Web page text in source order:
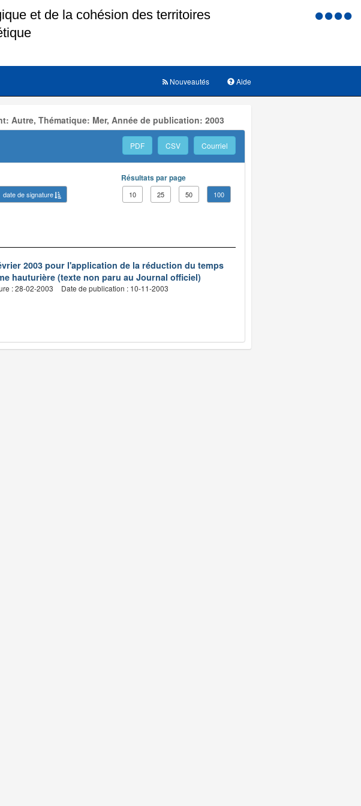
Menu
Aide
Nouveautés
Autre, Thématique: Mer, Année de publication: 2003
PDF CSV Courriel
date de signature
Résultats par page
10 25 50 100
2003 pour l'application de la réduction du temps
hauturière (texte non paru au Journal officiel)
: 28-02-2003 Date de publication : 10-11-2003